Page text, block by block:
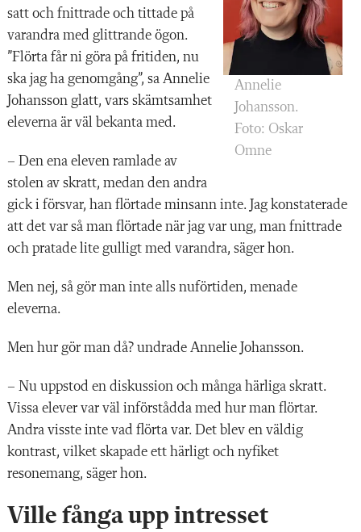
Annelie
Johansson.
Foto: Oskar
Omne
satt och fnittrade och tittade på
varandra med glittrande ögon.
”Flörta får ni göra på fritiden, nu
ska jag ha genomgång”, sa Annelie
Johansson glatt, vars skämtsamhet
eleverna är väl bekanta med.
– Den ena eleven ramlade av
stolen av skratt, medan den andra
gick i försvar, han flörtade minsann inte. Jag konstaterade
att det var så man flörtade när jag var ung, man fnittrade
och pratade lite gulligt med varandra, säger hon.
Men nej, så gör man inte alls nuförtiden, menade
eleverna.
Men hur gör man då? undrade Annelie Johansson.
– Nu uppstod en diskussion och många härliga skratt.
Vissa elever var väl införstådda med hur man flörtar.
Andra visste inte vad flörta var. Det blev en väldig
kontrast, vilket skapade ett härligt och nyfiket
resonemang, säger hon.
Ville fånga upp intresset